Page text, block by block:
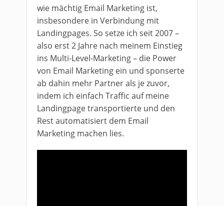
wie mächtig Email Marketing ist,
insbesondere in Verbindung mit
Landingpages. So setze ich seit 2007 –
also erst 2 Jahre nach meinem Einstieg
ins Multi-Level-Marketing – die Power
von Email Marketing ein und sponserte
ab dahin mehr Partner als je zuvor,
indem ich einfach Traffic auf meine
Landingpage transportierte und den
Rest automatisiert dem Email
Marketing machen lies.